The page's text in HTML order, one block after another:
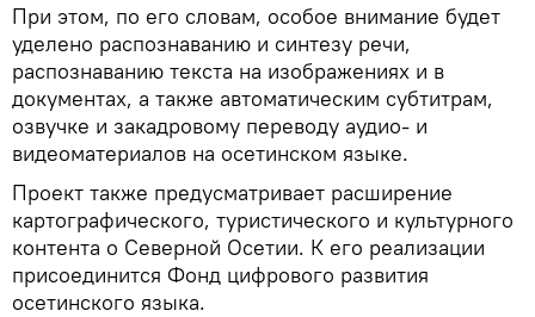
При этом, по его словам, особое внимание будет
уделено распознаванию и синтезу речи,
распознаванию текста на изображениях и в
документах, а также автоматическим субтитрам,
озвучке и закадровому переводу аудио‑ и
видеоматериалов на осетинском языке.
Проект также предусматривает расширение
картографического, туристического и культурного
контента о Северной Осетии. К его реализации
присоединится Фонд цифрового развития
осетинского языка.